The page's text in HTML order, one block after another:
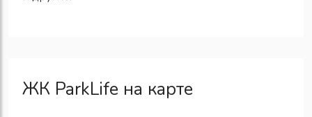
ЖК ParkLife на карте